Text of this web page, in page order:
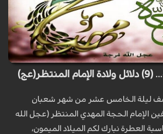
ليلة الخامس عشر من شهر شعبان
الإمام الحجة المهدي المنتظر (عجل الله
العطرة نبارك لكم الميلاد الميمون،